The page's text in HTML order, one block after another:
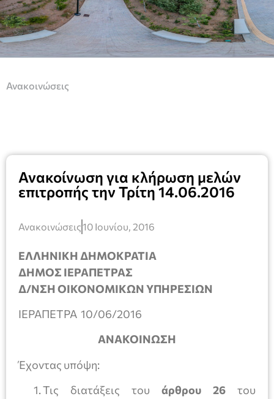
Ανακοινώσεις
Ανακοίνωση για κλήρωση μελών
επιτροπής την Τρίτη 14.06.2016
Ανακοινώσεις10 Ιουνίου, 2016
ΕΛΛΗΝΙΚΗ ΔΗΜΟΚΡΑΤΙΑ
ΔΗΜΟΣ ΙΕΡΑΠΕΤΡΑΣ
Δ/ΝΣΗ ΟΙΚΟΝΟΜΙΚΩΝ ΥΠΗΡΕΣΙΩΝ
ΙΕΡΑΠΕΤΡΑ 10/06/2016
ΑΝΑΚΟΙΝΩΣΗ
Έχοντας υπόψη:
Τις διατάξεις του άρθρου 26 του